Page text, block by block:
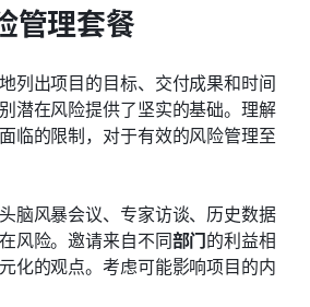
管理套餐
列出项目的目标、交付成果和时间
潜在风险提供了坚实的基础。理解
临的限制，对于有效的风险管理至
脑风暴会议、专家访谈、历史数据
风险。邀请来自不同部门的利益相
化的观点。考虑可能影响项目的内